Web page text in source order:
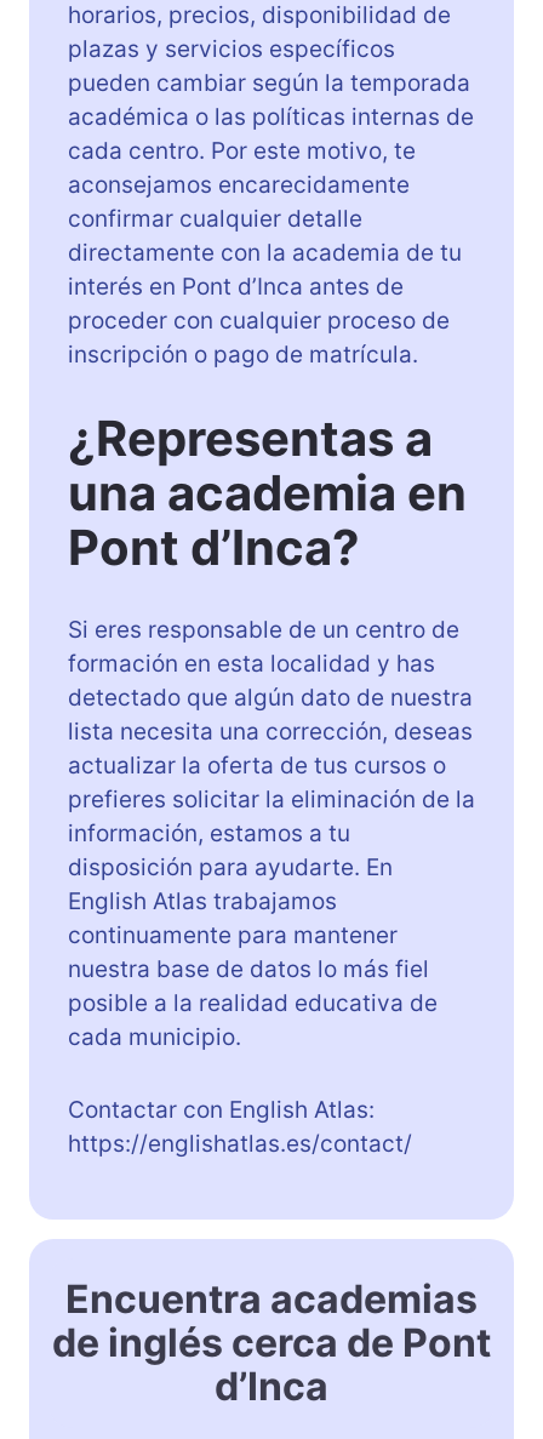
horarios, precios, disponibilidad de
plazas y servicios específicos
pueden cambiar según la temporada
académica o las políticas internas de
cada centro. Por este motivo, te
aconsejamos encarecidamente
confirmar cualquier detalle
directamente con la academia de tu
interés en Pont d’Inca antes de
proceder con cualquier proceso de
inscripción o pago de matrícula.
¿Representas a
una academia en
Pont d’Inca?
Si eres responsable de un centro de
formación en esta localidad y has
detectado que algún dato de nuestra
lista necesita una corrección, deseas
actualizar la oferta de tus cursos o
prefieres solicitar la eliminación de la
información, estamos a tu
disposición para ayudarte. En
English Atlas trabajamos
continuamente para mantener
nuestra base de datos lo más fiel
posible a la realidad educativa de
cada municipio.
Contactar con English Atlas:
https://englishatlas.es/contact/
Encuentra academias
de inglés cerca de Pont
d’Inca